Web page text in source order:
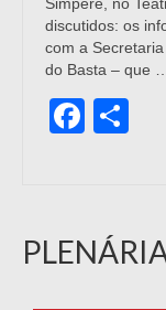
discutidos: os
com a
do Basta – que …